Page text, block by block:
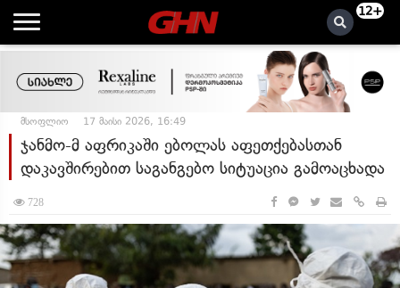
12+
მსოფლიო 17 მაისი 2026, 16:49
ჯანმო-მ აფრიკაში ებოლას აფეთქებასთან
დაკავშირებით საგანგებო სიტუაცია გამოაცხადა
728